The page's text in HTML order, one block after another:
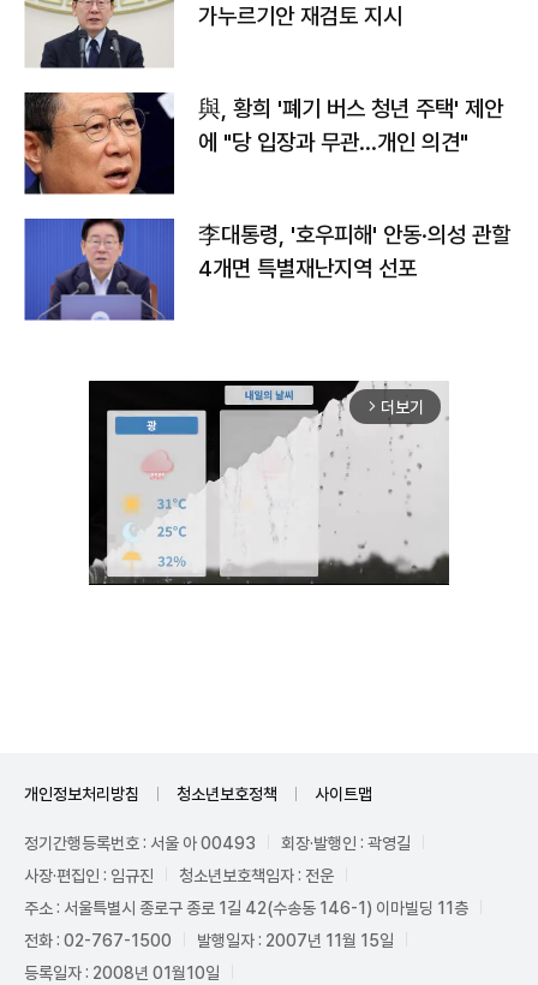
가누르기안 재검토 지시
與, 황희 '폐기 버스 청년 주택' 제안
에 "당 입장과 무관…개인 의견"
李대통령, '호우피해' 안동·의성 관할
4개면 특별재난지역 선포
arrow_forward_ios 더보기
개인정보처리방침 청소년보호정책 사이트맵
정기간행등록번호 : 서울 아 00493
회장·발행인 : 곽영길
사장·편집인 : 임규진
청소년보호책임자 : 전운
주소 : 서울특별시 종로구 종로 1길 42(수송동 146-1) 이마빌딩 11층
전화 : 02-767-1500
발행일자 : 2007년 11월 15일
등록일자 : 2008년 01월10일